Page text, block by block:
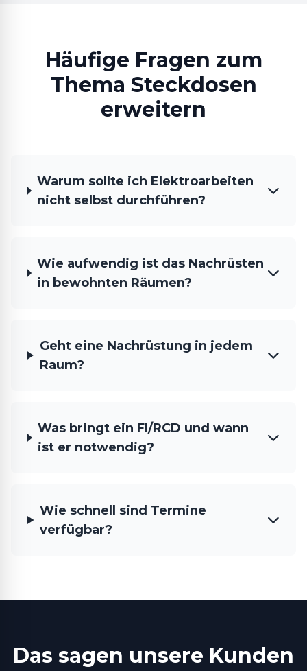
Häufige Fragen zum
Thema Steckdosen
erweitern
Warum sollte ich Elektroarbeiten
nicht selbst durchführen?
Wie aufwendig ist das Nachrüsten
in bewohnten Räumen?
Geht eine Nachrüstung in jedem
Raum?
Was bringt ein FI/RCD und wann
ist er notwendig?
Wie schnell sind Termine
verfügbar?
Das sagen unsere Kunden